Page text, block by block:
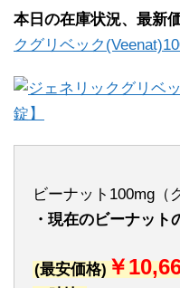
本日の在庫状況、最新
クグリベック
ビーナット100mg（
・現在のビーナッ
(最安価格)￥